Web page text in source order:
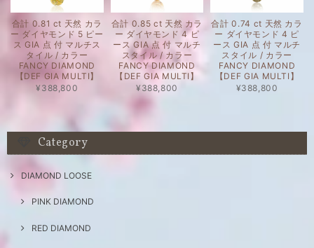
合計 0.81 ct 天然 カラ
ー ダイヤモンド 5 ピー
ス GIA 点 付 マルチス
タイル / カラー
FANCY DIAMOND
【DEF GIA MULTI】
¥388,800
合計 0.85 ct 天然 カラ
ー ダイヤモンド 4 ピ
ース GIA 点 付 マルチ
スタイル / カラー
FANCY DIAMOND
【DEF GIA MULTI】
¥388,800
合計 0.74 ct 天然 カラ
ー ダイヤモンド 4 ピ
ース GIA 点 付 マルチ
スタイル / カラー
FANCY DIAMOND
【DEF GIA MULTI】
¥388,800
Category
DIAMOND LOOSE
PINK DIAMOND
RED DIAMOND